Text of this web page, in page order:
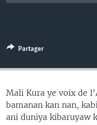
Partager
Mali Kura ye voix de
bamanan kan nan,
ani duniya kibaruyaw